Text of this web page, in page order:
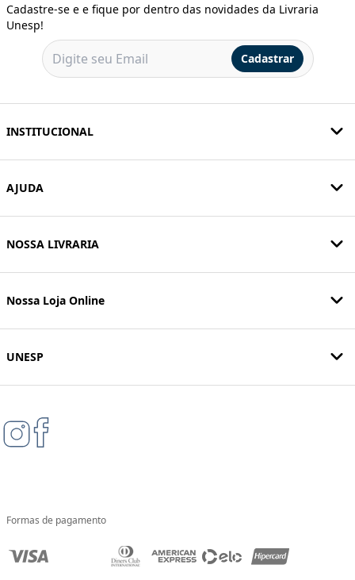
Cadastre-se e e fique por dentro das novidades da Livraria
Unesp!
Cadastrar
INSTITUCIONAL
AJUDA
NOSSA LIVRARIA
Nossa Loja Online
UNESP
Formas de pagamento